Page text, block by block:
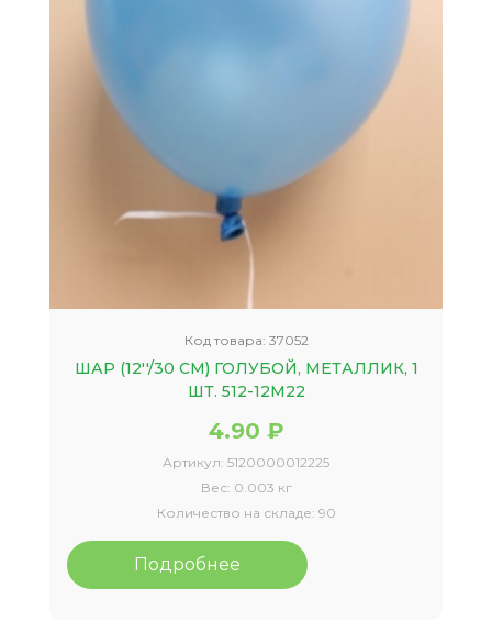
Код товара: 37052
ШАР (12''/30 СМ) ГОЛУБОЙ, МЕТАЛЛИК, 1
ШТ. 512-12M22
4.90 ₽
Артикул: 5120000012225
Вес: 0.003 кг
Количество на складе: 90
Подробнее